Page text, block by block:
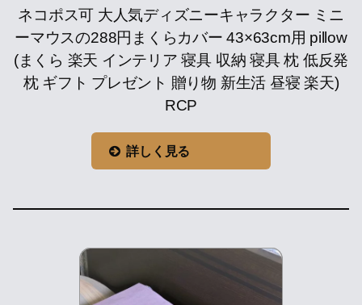
ネコポス可 大人気ディズニーキャラクター ミニ
ーマウスの288円まくらカバー 43×63cm用 pillow
(まくら 楽天 インテリア 寝具 収納 寝具 枕 低反発
枕 ギフト プレゼント 贈り物 新生活 昼寝 楽天)
RCP
詳しく見る